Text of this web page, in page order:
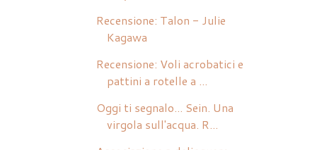
Recensione: Talon - Julie
Kagawa
Recensione: Voli acrobatici e
pattini a rotelle a ...
Oggi ti segnalo... Sein. Una
virgola sull'acqua. R...